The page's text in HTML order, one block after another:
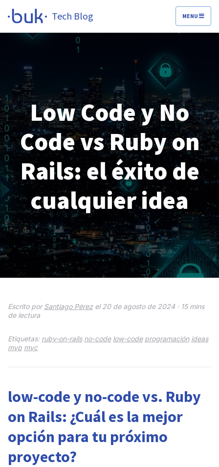
Tech Blog MENU
Low Code y No
Code vs Ruby on
Rails: el éxito de
cualquier idea
Escrito porSantiago Pérezel 20 de agosto de 2024 · 15 mins
de lectura
Etiquetas: ruby-on-rails no-code low-code programación ideas
mvp mvc
low-code y no-code vs. Ruby
on Rails: ¿Cuál es la mejor
opción para tu próximo
proyecto?